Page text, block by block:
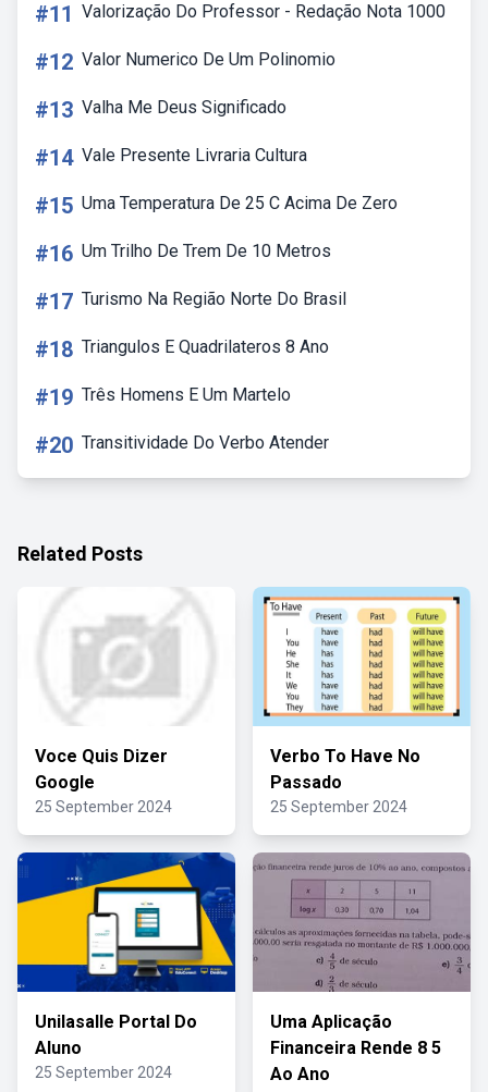
#11 Valorização Do Professor - Redação Nota 1000
#12 Valor Numerico De Um Polinomio
#13 Valha Me Deus Significado
#14 Vale Presente Livraria Cultura
#15 Uma Temperatura De 25 C Acima De Zero
#16 Um Trilho De Trem De 10 Metros
#17 Turismo Na Região Norte Do Brasil
#18 Triangulos E Quadrilateros 8 Ano
#19 Três Homens E Um Martelo
#20 Transitividade Do Verbo Atender
Related Posts
Voce Quis Dizer
Google
25 September 2024
Verbo To Have No
Passado
25 September 2024
Unilasalle Portal Do
Aluno
25 September 2024
Uma Aplicação
Financeira Rende 8 5
Ao Ano